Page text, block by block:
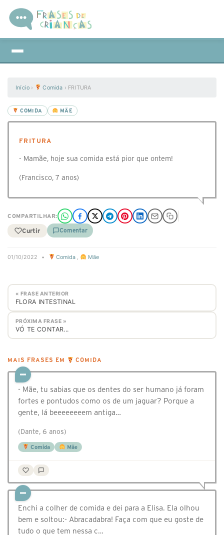
Início › Comida › FRITURA
COMIDA MÃE
FRITURA
- Mamãe, hoje sua comida está pior que ontem!
(Francisco, 7 anos)
COMPARTILHAR:
Curtir Comentar
01/10/2022 • Comida , Mãe
« FRASE ANTERIOR
FLORA INTESTINAL
PRÓXIMA FRASE »
VÓ TE CONTAR...
MAIS FRASES EM COMIDA
- Mãe, tu sabias que os dentes do ser humano já foram
fortes e pontudos como os de um jaguar? Porque a
gente, lá beeeeeeeem antiga…
(Dante, 6 anos)
Comida Mãe
Enchi a colher de comida e dei para a Elisa. Ela olhou
bem e soltou:- Abracadabra! Faça com que eu goste de
tudo o que tem nessa c…